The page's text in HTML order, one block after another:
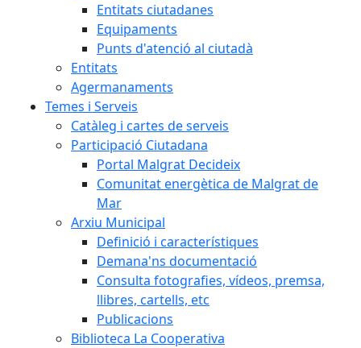
Entitats ciutadanes
Equipaments
Punts d'atenció al ciutadà
Entitats
Agermanaments
Temes i Serveis
Catàleg i cartes de serveis
Participació Ciutadana
Portal Malgrat Decideix
Comunitat energètica de Malgrat de
Mar
Arxiu Municipal
Definició i característiques
Demana'ns documentació
Consulta fotografies, vídeos, premsa,
llibres, cartells, etc
Publicacions
Biblioteca La Cooperativa